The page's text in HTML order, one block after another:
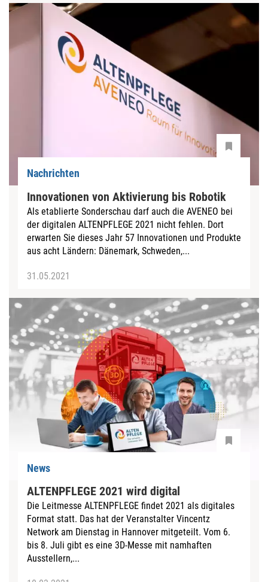
Nachrichten
Innovationen von Aktivierung bis Robotik
Als etablierte Sonderschau darf auch die AVENEO bei
der digitalen ALTENPFLEGE 2021 nicht fehlen. Dort
erwarten Sie dieses Jahr 57 Innovationen und Produkte
aus acht Ländern: Dänemark, Schweden,...
31.05.2021
News
ALTENPFLEGE 2021 wird digital
Die Leitmesse ALTENPFLEGE findet 2021 als digitales
Format statt. Das hat der Veranstalter Vincentz
Network am Dienstag in Hannover mitgeteilt. Vom 6.
bis 8. Juli gibt es eine 3D-Messe mit namhaften
Ausstellern,...